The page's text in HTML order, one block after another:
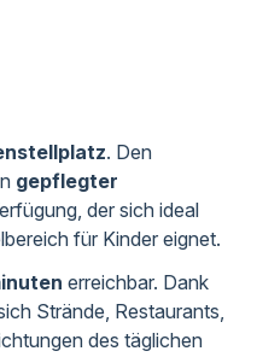
. Den
gepflegter
der sich ideal
für Kinder eignet.
erreichbar. Dank
Strände, Restaurants,
des täglichen